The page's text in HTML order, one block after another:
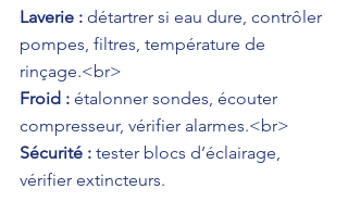
Laverie : détartrer si eau dure, contrôler
pompes, filtres, température de
Froid : étalonner sondes, écouter
Sécurité : tester blocs d’éclairage,
vérifier extincteurs.